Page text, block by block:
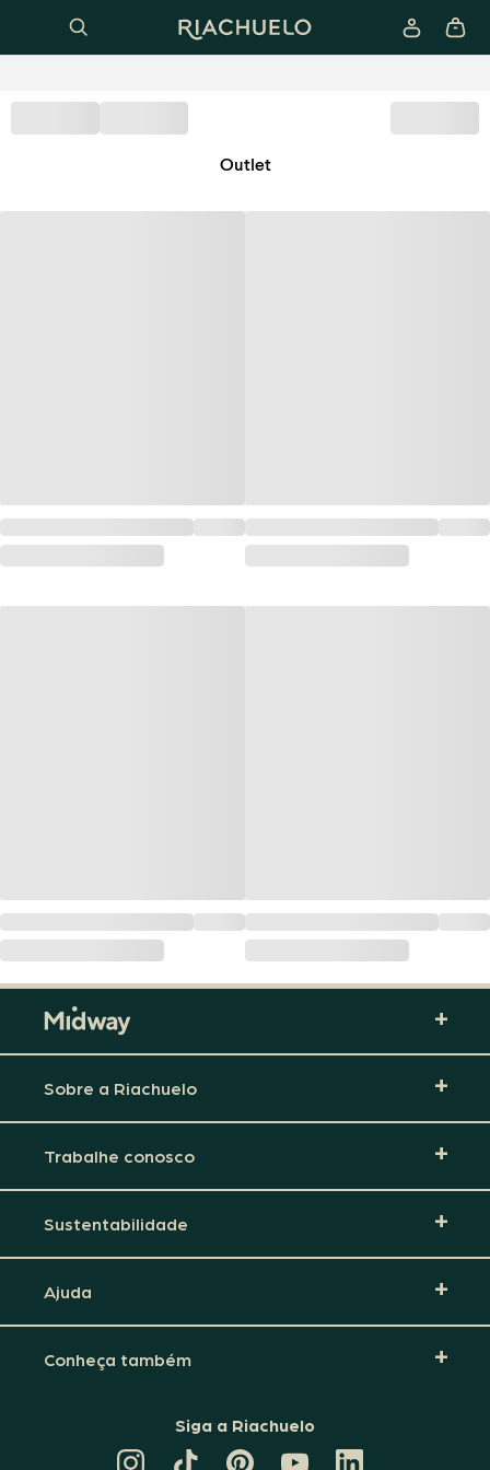
Outlet
Sobre a Riachuelo
Trabalhe conosco
Sustentabilidade
Ajuda
Conheça também
Siga a Riachuelo
CANAL